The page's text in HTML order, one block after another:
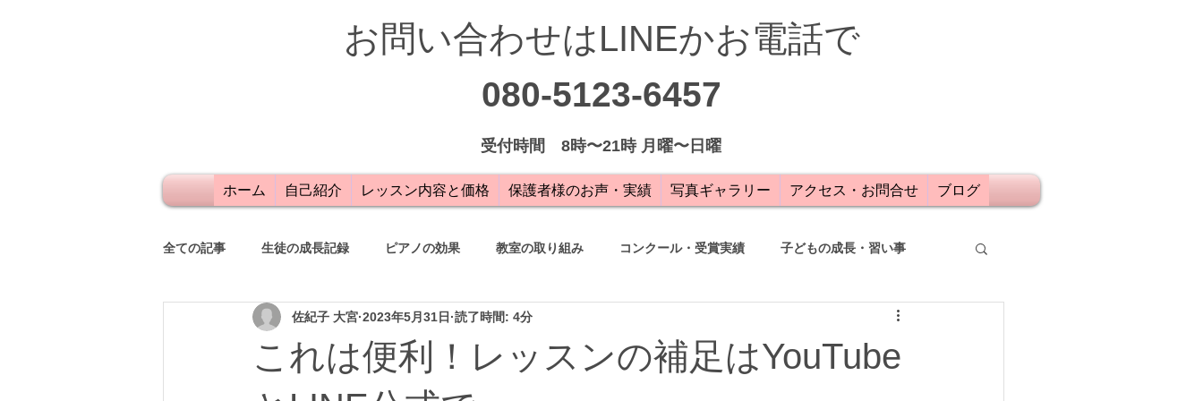
お問い合わせはLINEかお電話で
080-5123-6457
受付時間 8時〜21時 月曜〜日曜
ホーム 自己紹介 レッスン内容と価格 保護者様のお声・実績 写真ギャラリー アクセス・お問合せ ブログ
全ての記事 生徒の成長記録 ピアノの効果 教室の取り組み コンクール・受賞実績 子どもの成長・習い事
レッスン 保護者の声
これは便利！レッスンの補足はYouTube
佐紀子 大宮 2023年5月31日 読了時間: 4分